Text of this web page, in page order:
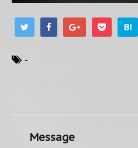
B!
-
Message